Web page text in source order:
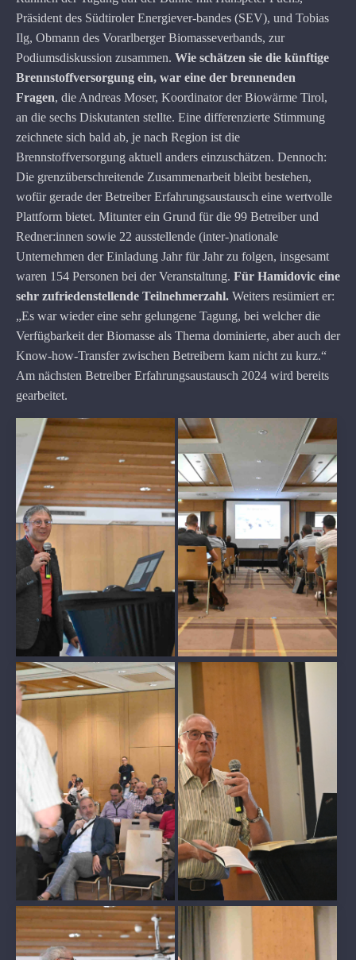
Präsident des Südtiroler Energiever-bandes (SEV), und Tobias
Ilg, Obmann des Vorarlberger Biomasseverbands, zur
Podiumsdiskussion zusammen. Wie schätzen sie die künftige
Brennstoffversorgung ein, war eine der brennenden
Fragen, die Andreas Moser, Koordinator der Biowärme Tirol,
an die sechs Diskutanten stellte. Eine differenzierte Stimmung
zeichnete sich bald ab, je nach Region ist die
Brennstoffversorgung aktuell anders einzuschätzen. Dennoch:
Die grenzüberschreitende Zusammenarbeit bleibt bestehen,
wofür gerade der Betreiber Erfahrungsaustausch eine wertvolle
Plattform bietet. Mitunter ein Grund für die 99 Betreiber und
Redner:innen sowie 22 ausstellende (inter-)nationale
Unternehmen der Einladung Jahr für Jahr zu folgen, insgesamt
waren 154 Personen bei der Veranstaltung. Für Hamidovic eine
sehr zufriedenstellende Teilnehmerzahl. Weiters resümiert er:
„Es war wieder eine sehr gelungene Tagung, bei welcher die
Verfügbarkeit der Biomasse als Thema dominierte, aber auch der
Know-how-Transfer zwischen Betreibern kam nicht zu kurz.“
Am nächsten Betreiber Erfahrungsaustausch 2024 wird bereits
gearbeitet.